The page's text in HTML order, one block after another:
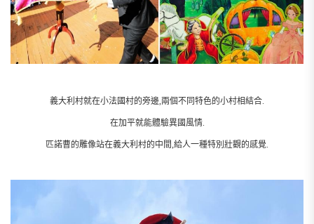
義大利村就在小法國村的旁邊,兩個不同特色的小村相結合.
在加平就能體驗異國風情.
匹諾曹的雕像站在義大利村的中間,給人一種特別壯觀的感覺.